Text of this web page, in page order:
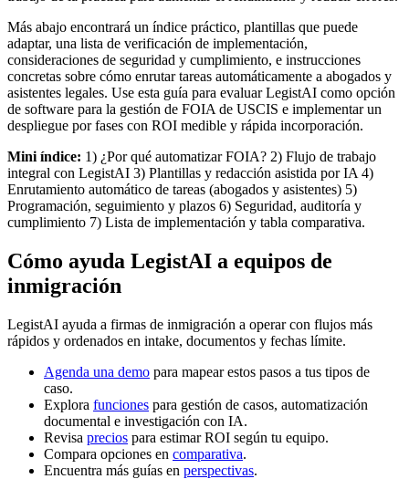
Más abajo encontrará un índice práctico, plantillas que puede
adaptar, una lista de verificación de implementación,
consideraciones de seguridad y cumplimiento, e instrucciones
concretas sobre cómo enrutar tareas automáticamente a abogados y
asistentes legales. Use esta guía para evaluar LegistAI como opción
de software para la gestión de FOIA de USCIS e implementar un
despliegue por fases con ROI medible y rápida incorporación.
Mini índice: 1) ¿Por qué automatizar FOIA? 2) Flujo de trabajo
integral con LegistAI 3) Plantillas y redacción asistida por IA 4)
Enrutamiento automático de tareas (abogados y asistentes) 5)
Programación, seguimiento y plazos 6) Seguridad, auditoría y
cumplimiento 7) Lista de implementación y tabla comparativa.
Cómo ayuda LegistAI a equipos de
inmigración
LegistAI ayuda a firmas de inmigración a operar con flujos más
rápidos y ordenados en intake, documentos y fechas límite.
Agenda una demo para mapear estos pasos a tus tipos de
caso.
Explora funciones para gestión de casos, automatización
documental e investigación con IA.
Revisa precios para estimar ROI según tu equipo.
Compara opciones en comparativa.
Encuentra más guías en perspectivas.